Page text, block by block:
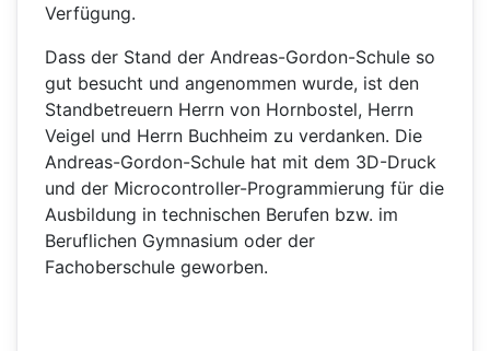
Verfügung.
Dass der Stand der Andreas-Gordon-Schule so
gut besucht und angenommen wurde, ist den
Standbetreuern Herrn von Hornbostel, Herrn
Veigel und Herrn Buchheim zu verdanken. Die
Andreas-Gordon-Schule hat mit dem 3D-Druck
und der Microcontroller-Programmierung für die
Ausbildung in technischen Berufen bzw. im
Beruflichen Gymnasium oder der
Fachoberschule geworben.